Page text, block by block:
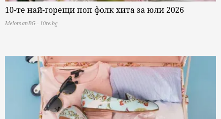
10-те най-горещи поп фолк хита за юли 2026
MelomanBG - 10te.bg